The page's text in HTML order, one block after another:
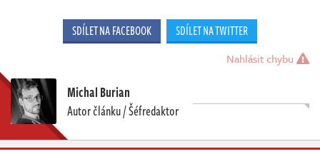
SDÍLET NA FACEBOOK SDÍLET NA TWITTER
Nahlásit chybu
Michal Burian
Autor článku / Šéfredaktor